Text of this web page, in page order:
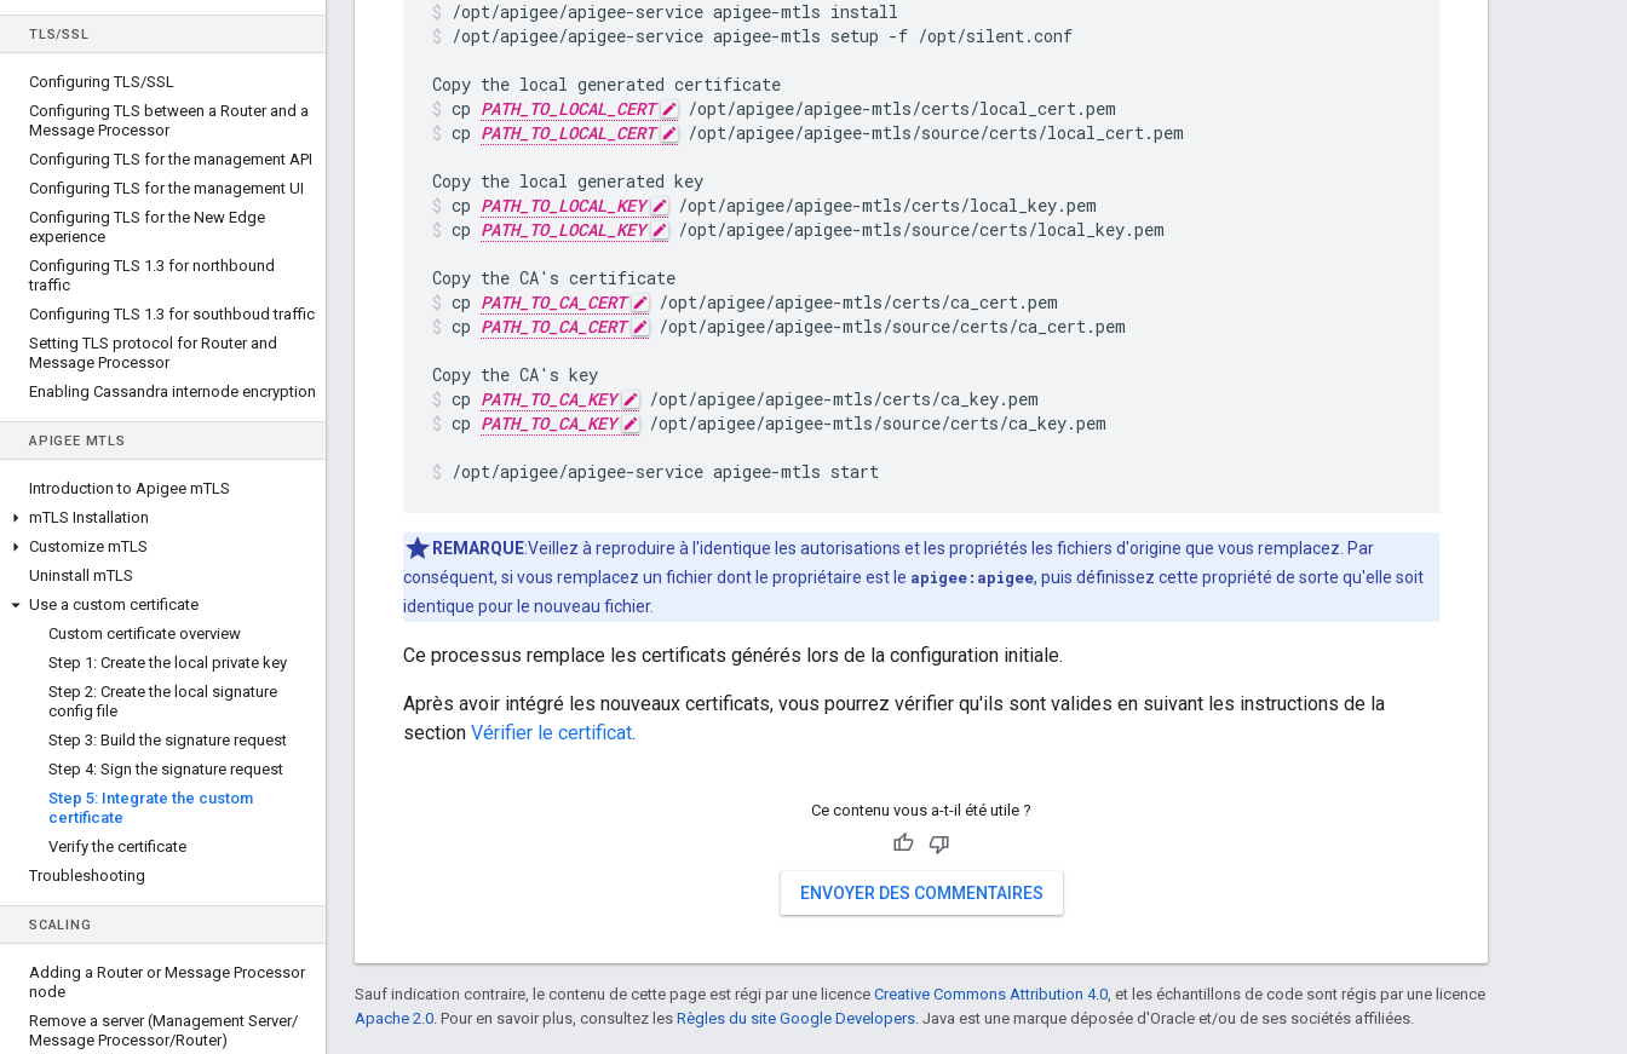
TLS/SSL
Configuring TLS/SSL
Configuring TLS between a Router and a
Message Processor
Configuring TLS for the management API
Configuring TLS for the management UI
Configuring TLS for the New Edge
experience
Configuring TLS 1 .3 for northbound
traffic
Configuring TLS 1 .3 for southboud traffic
Setting TLS protocol for Router and
Message Processor
Enabling Cassandra internode encryption
APIGEE MTLS
Introduction to Apigee mTLS
mTLS Installation
Customize mTLS
Uninstall mTLS
Use a custom certificate
Custom certificate overview
Step 1: Create the local private key
Step 2: Create the local signature
config file
Step 3: Build the signature request
Step 4: Sign the signature request
Step 5: Integrate the custom
certificate
Verify the certificate
Troubleshooting
SCALING
Adding a Router or Message Processor
node
Remove a server (Management Server/
Message Processor/Router)
/opt/apigee/apigee-service apigee-mtls setup -f /opt/silent.conf
cp PATH_TO_LOCAL_CERT
/opt/apigee/apigee-mtls/certs/local_cert.pem
cp PATH_TO_LOCAL_CERT /opt/apigee/apigee-mtls/source/certs/local_cert.pem
cp PATH_TO_LOCAL_KEY
/opt/apigee/apigee-mtls/certs/local_key.pem
cp PATH_TO_LOCAL_KEY /opt/apigee/apigee-mtls/source/certs/local_key.pem
cp PATH_TO_CA_CERT
/opt/apigee/apigee-mtls/certs/ca_cert.pem
cp PATH_TO_CA_CERT /opt/apigee/apigee-mtls/source/certs/ca_cert.pem
cp PATH_TO_CA_KEY
/opt/apigee/apigee-mtls/certs/ca_key.pem
cp PATH_TO_CA_KEY /opt/apigee/apigee-mtls/source/certs/ca_key.pem
/opt/apigee/apigee-service apigee-mtls start
REMARQUE:Veillez à reproduire à l'identique les autorisations et les propriétés les fichiers d'origine que vous remplacez. Par
conséquent, si vous remplacez un fichier dont le propriétaire est le apigee:apigee, puis définissez cette propriété de sorte qu'elle soit
identique pour le nouveau fichier.
Ce processus remplace les certificats générés lors de la configuration initiale.
Après avoir intégré les nouveaux certificats, vous pourrez vérifier qu'ils sont valides en suivant les instructions de la
section Vérifier le certificat.
Ce contenu vous a-t-il été utile ?
ENVOYER DES COMMENTAIRES
Sauf indication contraire, le contenu de cette page est régi par une licence Creative Commons Attribution 4.0, et les échantillons de code sont régis par une licence
Apache 2.0. Pour en savoir plus, consultez les Règles du site Google Developers. Java est une marque déposée d'Oracle et/ou de ses sociétés affiliées.